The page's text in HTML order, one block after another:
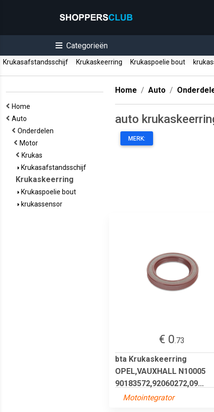
Categorieën
Krukasafstandsschijf Krukaskeerring Krukaspoelie bout
Home
Auto
Onderdelen
Motor
Krukas
Krukasafstandsschijf
Krukaskeerring
Krukaspoelie bout
krukassensor
Home Auto
auto
MERK:
€ 0.73
bta Krukaskeerring
OPEL,VAUXHALL N10005
90183572,92060272,09...
Motointegrator